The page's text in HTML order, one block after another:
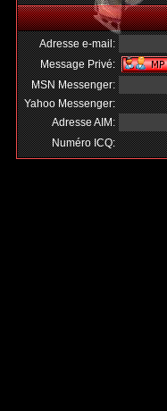
Adresse e-mail:
Message Privé:
MSN Messenger:
Yahoo Messenger:
Adresse AIM:
Numéro ICQ: